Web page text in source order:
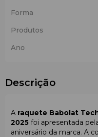
Forma
Produtos
Ano
Descrição
A raquete Babolat
2025 foi apresentada
aniversário da marca. A